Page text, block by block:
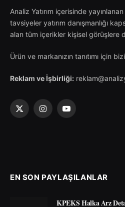
Analiz Yatırım içerisinde
tavsiyeler yatırım danışmanlığı
alan tüm içerikler kişisel görüşlere
Ürün ve markanızın tanıtımı için
Reklam ve İşbirliği:
X
InstagramYouTube
EN SON PAYLAŞILANLAR
KPEKS Halka Arz